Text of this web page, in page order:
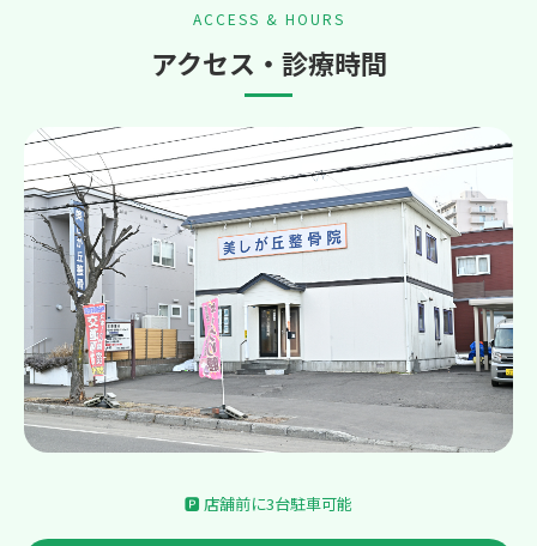
ACCESS & HOURS
アクセス・診療時間
🅿 店舗前に3台駐車可能